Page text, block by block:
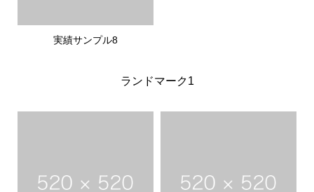
実績サンプル8
ランドマーク1